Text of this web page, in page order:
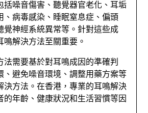
括噪音傷害、聽覺器官老化、耳垢
、病毒感染、睡眠窒息症、偏頭
覺神經系統異常等。針對這些成
解決方法至關重要。
法需要基於對耳鳴成因的準確判
、避免噪音環境、調整用藥方案等
決方法。在香港，專業的耳鳴解決
的年齡、健康狀況和生活習慣等因